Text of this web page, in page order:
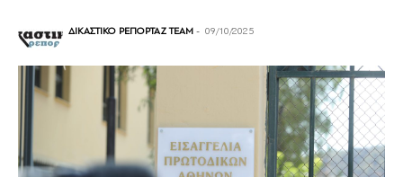
ΔΙΚΑΣΤΙΚΟ ΡΕΠΟΡΤΑΖ TEAM - 09/10/2025